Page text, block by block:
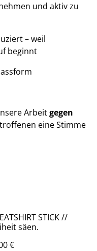
und aktiv zu
– weil
beginnt
Arbeitgegen
eine Stimme
STICK //
säen.
€